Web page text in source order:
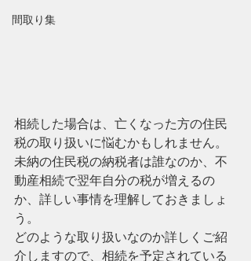
間取り集
相続した場合は、亡くなった方の住民
税の取り扱いに悩むかもしれません。
未納の住民税の納税者は誰なのか、不
動産相続で翌年自分の税が増えるの
か、詳しい事情を理解しておきましょ
う。
どのような取り扱いなのか詳しくご紹
介しますので、相続を予定されている